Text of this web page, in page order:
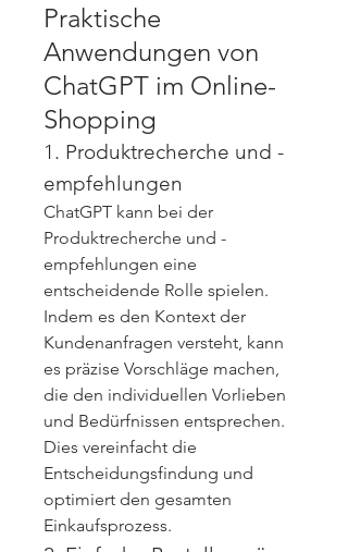
Praktische
Anwendungen von
ChatGPT im Online-
Shopping
1. Produktrecherche und -
empfehlungen
ChatGPT kann bei der
Produktrecherche und -
empfehlungen eine
entscheidende Rolle spielen.
Indem es den Kontext der
Kundenanfragen versteht, kann
es präzise Vorschläge machen,
die den individuellen Vorlieben
und Bedürfnissen entsprechen.
Dies vereinfacht die
Entscheidungsfindung und
optimiert den gesamten
Einkaufsprozess.